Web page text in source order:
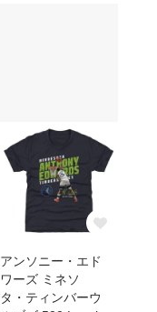
アンソニー・エド
ワーズ ミネソ
タ・ティンバーウ